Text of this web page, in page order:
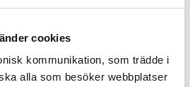
cookies
kommunikation, som trädde i
alla som besöker webbplatser